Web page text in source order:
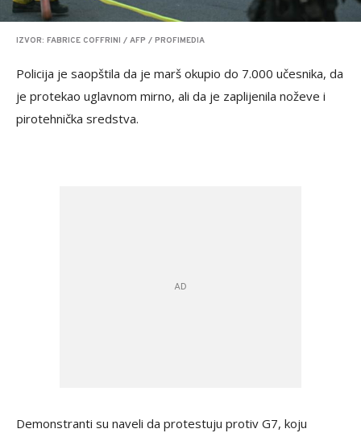
IZVOR: FABRICE COFFRINI / AFP / PROFIMEDIA
Policija je saopštila da je marš okupio do 7.000 učesnika, da
je protekao uglavnom mirno, ali da je zaplijenila noževe i
pirotehnička sredstva.
Demonstranti su naveli da protestuju protiv G7, koju